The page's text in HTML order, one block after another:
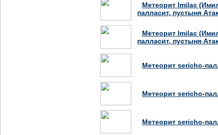
Метеорит Imilac
палласит, пустыня
Метеорит Imilac
палласит, пустыня
Метеорит sericho-
Метеорит sericho-
Метеорит sericho-